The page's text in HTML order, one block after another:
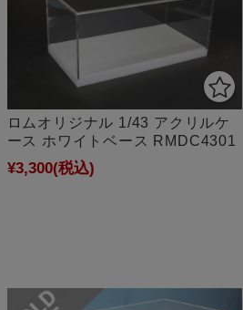
ロムオリジナル 1/43 アクリルケ
ース ホワイトベース RMDC4301
¥3,300(税込)